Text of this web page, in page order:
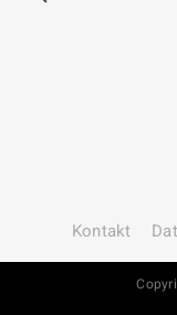
Kontakt